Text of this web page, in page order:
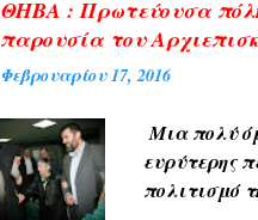
δικαιώματα
από άλλες
που
ΘΗΒΑ : Πρωτεύουσα
παρουσία του
Φεβρουαρίου 17, 2016
Μια πολύ
ευρύτερης
πολιτισμό